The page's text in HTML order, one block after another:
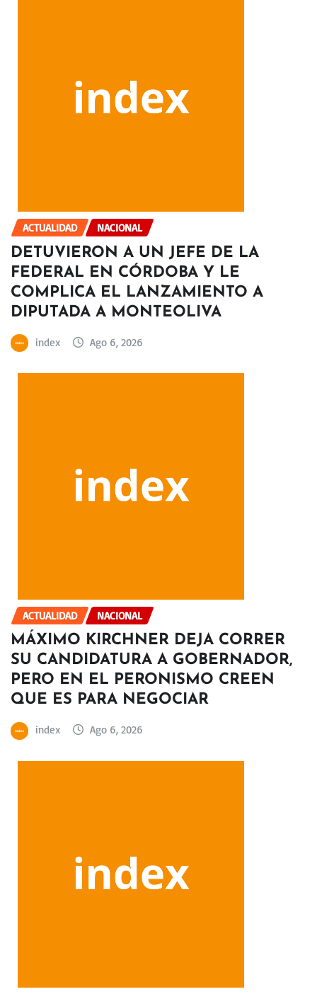
ACTUALIDAD NACIONAL
DETUVIERON A UN JEFE DE LA
FEDERAL EN CÓRDOBA Y LE
COMPLICA EL LANZAMIENTO A
DIPUTADA A MONTEOLIVA
index Ago 6, 2026
ACTUALIDAD NACIONAL
MÁXIMO KIRCHNER DEJA CORRER
SU CANDIDATURA A GOBERNADOR,
PERO EN EL PERONISMO CREEN
QUE ES PARA NEGOCIAR
index Ago 6, 2026